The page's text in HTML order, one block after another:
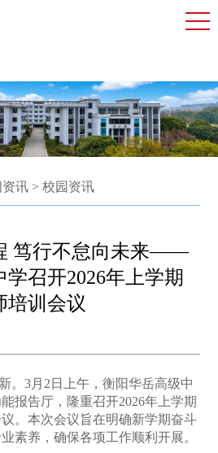
资讯 > 校园资讯
笃行不怠向未来——
召开2026年上学期
培训会议
。3月2日上午，衡阳华岳高级中
报告厅，隆重召开2026年上学期
。本次会议旨在明确新学期奋斗
素养，确保各项工作顺利开展。